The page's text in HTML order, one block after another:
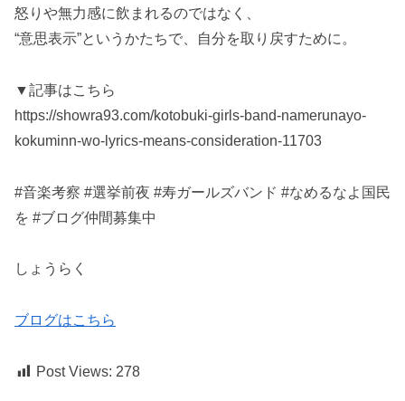
怒りや無力感に飲まれるのではなく、
“意思表示”というかたちで、自分を取り戻すために。
▼記事はこちら
https://showra93.com/kotobuki-girls-band-namerunayo-
kokuminn-wo-lyrics-means-consideration-11703
#音楽考察 #選挙前夜 #寿ガールズバンド #なめるなよ国民
を #ブログ仲間募集中
しょうらく
ブログはこちら
Post Views: 278